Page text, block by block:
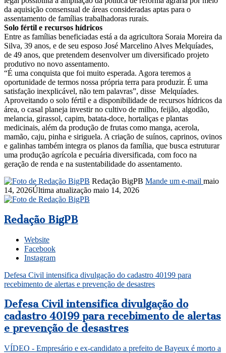
da aquisição consensual de áreas consideradas aptas para o
assentamento de famílias trabalhadoras rurais.
Solo fértil e recursos hídricos
Entre as famílias beneficiadas está a da agricultora Soraia Moreira da
Silva, 39 anos, e de seu esposo José Marcelino Alves Melquíades,
de 49 anos, que pretendem desenvolver um diversificado projeto
produtivo no novo assentamento.
“É uma conquista que foi muito esperada. Agora teremos a
oportunidade de termos nossa própria terra para produzir. É uma
satisfação inexplicável, não tem palavras”, disse Melquíades.
Aproveitando o solo fértil e a disponibilidade de recursos hídricos da
área, o casal planeja investir no cultivo de milho, feijão, algodão,
melancia, girassol, capim, batata-doce, hortaliças e plantas
medicinais, além da produção de frutas como manga, acerola,
mamão, caju, pinha e siriguela. A criação de suínos, caprinos, ovinos
e galinhas também integra os planos da família, que busca estruturar
uma produção agrícola e pecuária diversificada, com foco na
geração de renda e na sustentabilidade do assentamento.
Redação BigPB Mande um e-mail maio
14, 2026Última atualização maio 14, 2026
Redação BigPB
Website
Facebook
Instagram
Defesa Civil intensifica divulgação do cadastro 40199 para
recebimento de alertas e prevenção de desastres
Defesa Civil intensifica divulgação do
cadastro 40199 para recebimento de alertas
e prevenção de desastres
VÍDEO - Empresário e ex-candidato a prefeito de Bayeux é morto a